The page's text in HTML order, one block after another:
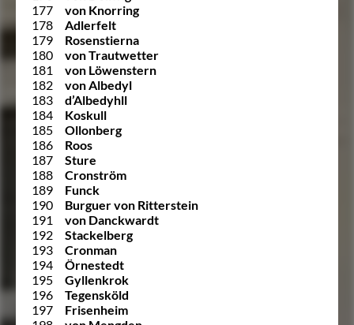
177
von Knorring
178
Adlerfelt
179
Rosenstierna
180
von Trautwetter
181
von Löwenstern
182
von Albedyl
183
d’Albedyhll
184
Koskull
185
Ollonberg
186
Roos
187
Sture
188
Cronström
189
Funck
190
Burguer von Ritterstein
191
von Danckwardt
192
Stackelberg
193
Cronman
194
Örnestedt
195
Gyllenkrok
196
Tegensköld
197
Frisenheim